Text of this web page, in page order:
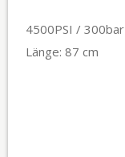
4500PSI / 300bar
Länge: 87 cm